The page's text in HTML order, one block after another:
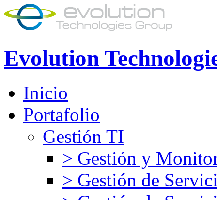
Evolution
Inicio
Portafolio
Gestión TI
> Gestión y
> Gestión de